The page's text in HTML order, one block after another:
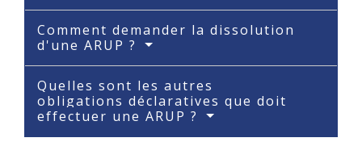
Comment demander la dissolution
d'une ARUP ?
Quelles sont les autres
obligations déclaratives que doit
effectuer une ARUP ?